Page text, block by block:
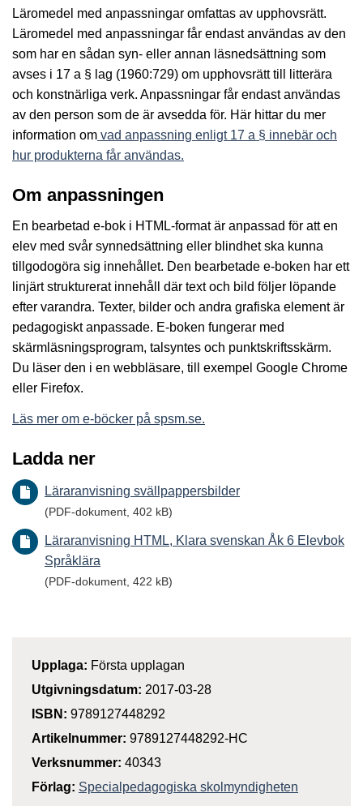
Läromedel med anpassningar omfattas av upphovsrätt.
Läromedel med anpassningar får endast användas av den
som har en sådan syn- eller annan läsnedsättning som
avses i 17 a § lag (1960:729) om upphovsrätt till litterära
och konstnärliga verk. Anpassningar får endast användas
av den person som de är avsedda för. Här hittar du mer
information om vad anpassning enligt 17 a § innebär och
hur produkterna får användas.
Om anpassningen
En bearbetad e-bok i HTML-format är anpassad för att en
elev med svår synnedsättning eller blindhet ska kunna
tillgodogöra sig innehållet. Den bearbetade e-boken har ett
linjärt strukturerat innehåll där text och bild följer löpande
efter varandra. Texter, bilder och andra grafiska element är
pedagogiskt anpassade. E-boken fungerar med
skärmläsningsprogram, talsyntes och punktskriftsskärm.
Du läser den i en webbläsare, till exempel Google Chrome
eller Firefox.
Läs mer om e-böcker på spsm.se.
Ladda ner
Läraranvisning svällpappersbilder
(PDF-dokument, 402 kB)
Läraranvisning HTML, Klara svenskan Åk 6 Elevbok
Språklära
(PDF-dokument, 422 kB)
Upplaga: Första upplagan
Utgivningsdatum: 2017-03-28
ISBN: 9789127448292
Artikelnummer: 9789127448292-HC
Verksnummer: 40343
Förlag: Specialpedagogiska skolmyndigheten